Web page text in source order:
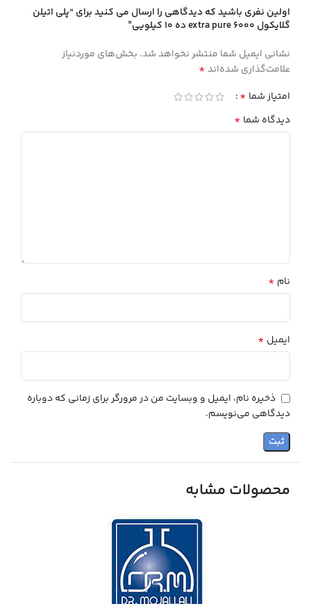
اولین نفری باشید که دیدگاهی را ارسال می کنید برای “پلي اتيلن
گلايكول 6000 extra pure ده 10 كيلويي”
نشانی ایمیل شما منتشر نخواهد شد. بخش‌های موردنیاز
علامت‌گذاری شده‌اند*
امتیاز شما *
دیدگاه شما *
نام *
ایمیل *
ذخیره نام، ایمیل و وبسایت من در مرورگر برای زمانی که دوباره
دیدگاهی می‌نویسم.
محصولات مشابه